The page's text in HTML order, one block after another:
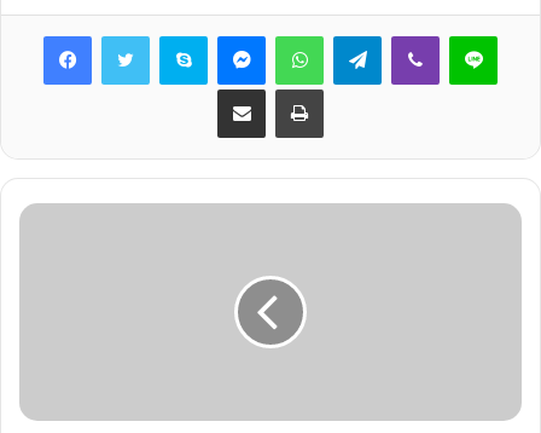
Skype MessengerWhatsAppTelegramViber Line
Share via Email Print